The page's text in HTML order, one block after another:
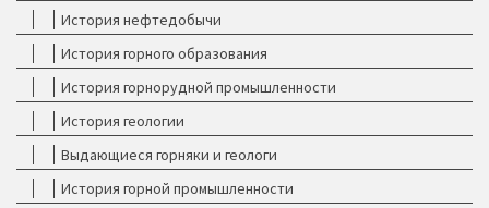
История нефтедобычи
История горного образования
История горнорудной промышленности
История геологии
Выдающиеся горняки и геологи
История горной промышленности